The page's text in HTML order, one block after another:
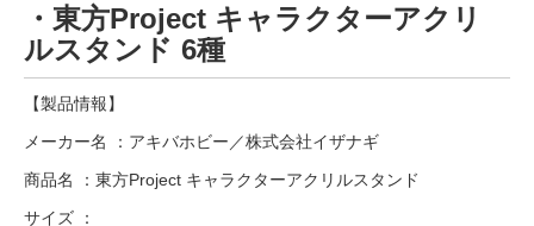
・東方Project キャラクターアクリ
ルスタンド 6種
【製品情報】
メーカー名 ：アキバホビー／株式会社イザナギ
商品名 ：東方Project キャラクターアクリルスタンド
サイズ ：